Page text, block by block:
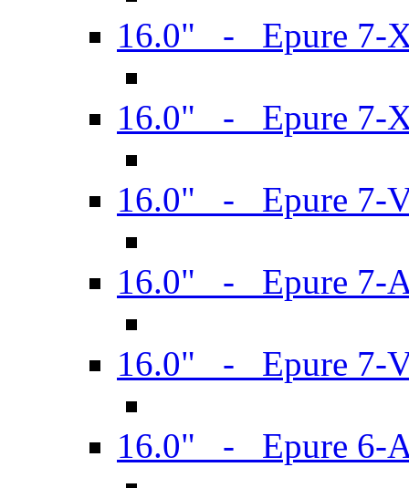
16.0" - Epure 7-
16.0" - Epure 7-
16.0" - Epure 7-
16.0" - Epure 7-
16.0" - Epure 7-
16.0" - Epure 6-